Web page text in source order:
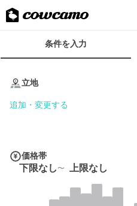
条
条件を入力
立地
追加・変更する
価格帯
下限なし 上限なし